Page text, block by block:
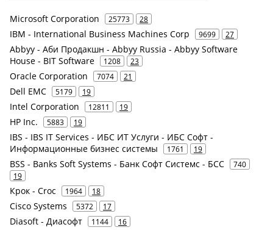
Microsoft Corporation 25773 28
IBM - International Business Machines Corp 9699 27
Abbyy - Аби Продакшн - Abbyy Russia - Abbyy Software
House - BIT Software
1208 23
Oracle Corporation 7074 21
Dell EMC 5179 19
Intel Corporation 12811 19
HP Inc. 5883 19
IBS - IBS IT Services - ИБС ИТ Услуги - ИБС Софт -
Информационные бизнес системы
1761 19
BSS - Banks Soft Systems - Банк Софт Системс - БСС
740
19
Крок - Croc 1964 18
Cisco Systems 5372 17
Diasoft - Диасофт 1144 16